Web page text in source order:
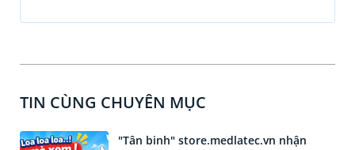
TIN CÙNG CHUYÊN MỤC
"Tân binh" store.medlatec.vn nhận